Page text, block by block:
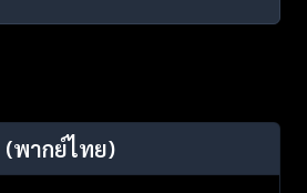
(พากย์ไทย)